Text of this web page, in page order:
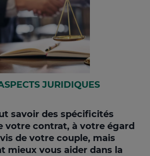
JURIDIQUES
savoir des spécificités
votre contrat, à votre égard
de votre couple, mais
mieux vous aider dans la